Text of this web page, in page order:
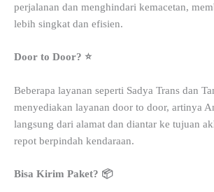
perjalanan dan menghindari kemacetan,
lebih singkat dan efisien.
Door to Door? ⭐
Beberapa layanan seperti Sadya Trans dan
menyediakan layanan door to door, artinya
langsung dari alamat dan diantar ke tujuan
repot berpindah kendaraan.
Bisa Kirim Paket? 📦